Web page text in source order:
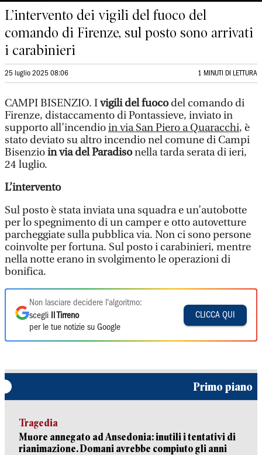
L’intervento dei vigili del fuoco del
comando di Firenze, sul posto sono arrivati
i carabinieri
25 luglio 2025 08:06 1 MINUTI DI LETTURA
CAMPI BISENZIO. Ivigili del fuocodel comando di
Firenze, distaccamento di Pontassieve, inviato in
supporto all’incendioin via San Piero a Quaracchi, è
stato deviato su altro incendio nel comune di Campi
Bisenzioin via del Paradisonella tarda serata di ieri,
24 luglio.
L’intervento
Sul posto è stata inviata una squadra e un’autobotte
per lo spegnimento di un camper e otto autovetture
parcheggiate sulla pubblica via. Non ci sono persone
coinvolte per fortuna. Sul posto i carabinieri, mentre
nella notte erano in svolgimento le operazioni di
bonifica.
Non lasciare decidere l'algoritmo:
scegli
Il Tirreno
per le tue notizie su Google
CLICCA QUI
Primo piano
Tragedia
Muore annegato ad Ansedonia: inutili i tentativi di
rianimazione. Domani avrebbe compiuto gli anni